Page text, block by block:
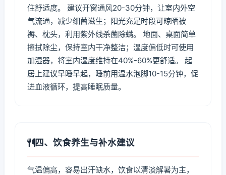
住舒适度。 建议开窗通风20-30分钟，让室内外空
气流通，减少细菌滋生；阳光充足时段可晾晒被
褥、枕头，利用紫外线杀菌除螨。 地面、桌面简单
擦拭除尘，保持室内干净整洁；湿度偏低时可使用
加湿器，将室内湿度维持在40%-60%更舒适。 起
居上建议早睡早起，睡前用温水泡脚10-15分钟，促
进血液循环，提高睡眠质量。
四、饮食养生与补水建议
气温偏高，容易出汗缺水，饮食以清淡解暑为主，